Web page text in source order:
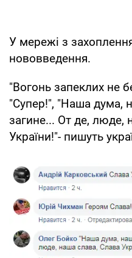
У мережі з
нововведення.
"Вогонь запеклих не
"Супер!", "Наша дума,
загине... От де, люде,
України!"- пишуть